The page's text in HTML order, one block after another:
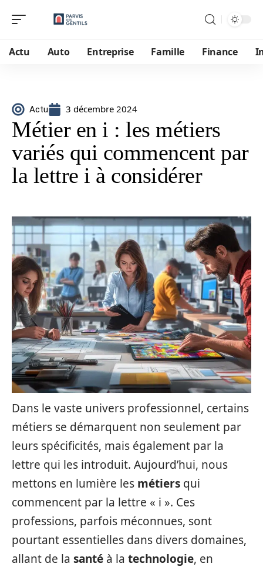
Actu Auto Entreprise Famille Finance
Actu 3 décembre 2024
Métier en i : les métiers
variés qui commencent par
la lettre i à considérer
Dans le vaste univers professionnel, certains
métiers se démarquent non seulement par
leurs spécificités, mais également par la
lettre qui les introduit. Aujourd’hui, nous
mettons en lumière les métiers qui
commencent par la lettre « i ». Ces
professions, parfois méconnues, sont
pourtant essentielles dans divers domaines,
allant de la santé à la technologie, en